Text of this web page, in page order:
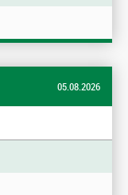
05.08.2026